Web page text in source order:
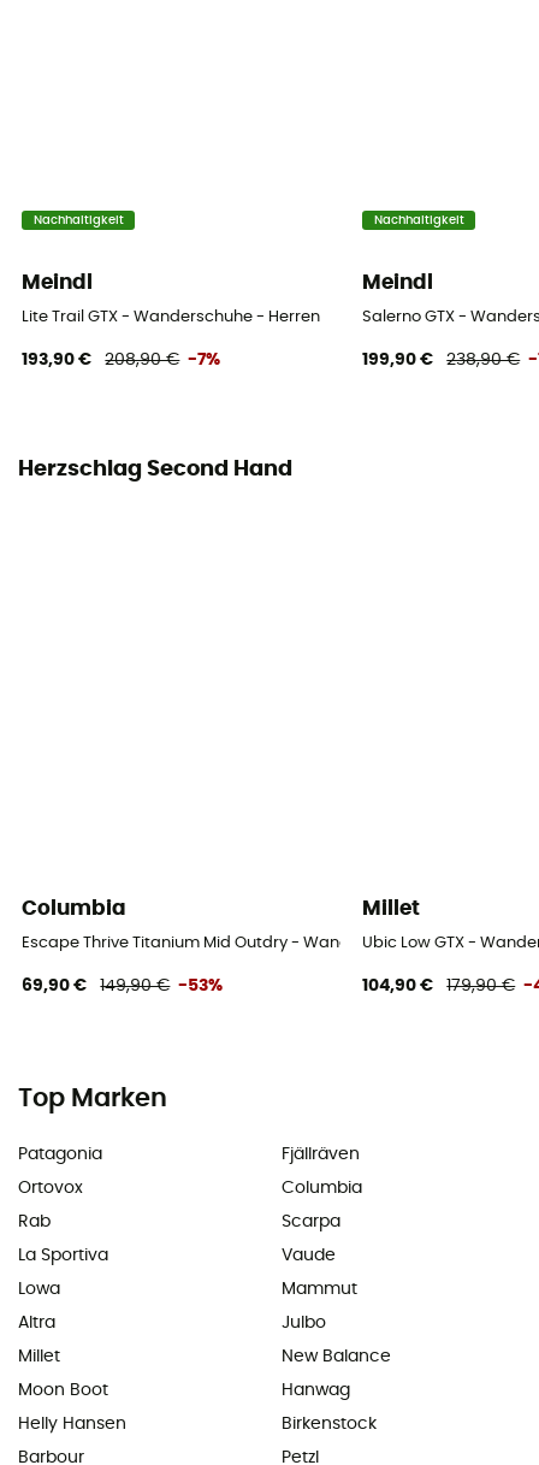
Nachhaltigkeit
Meindl
Lite Trail GTX - Wanderschuhe - Herren
193,90 € 208,90 € -7%
Nachhaltigkeit
Meindl
Salerno GTX -
199,90 € 238,90 € -
Herzschlag Second Hand
Columbia
Escape Thrive Titanium Mid Outdry - Wanderschuhe - Herren
69,90 € 149,90 € -53%
Millet
Ubic Low GTX -
104,90 € 179,90 € -
Top Marken
Patagonia
Ortovox
Rab
La Sportiva
Lowa
Altra
Millet
Moon Boot
Helly Hansen
Barbour
Fjällräven
Columbia
Scarpa
Vaude
Mammut
Julbo
New Balance
Hanwag
Birkenstock
Petzl